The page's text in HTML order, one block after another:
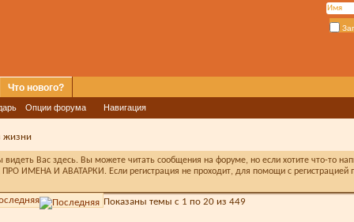
Опции форума Навигация
Что нового?
жизни
Вас здесь. Вы можете читать сообщения на форуме, но если хотите что-то
ИМЕНА И АВАТАРКИ. Если регистрация не проходит, для помощи с
Показаны темы с 1 по 20 из 449